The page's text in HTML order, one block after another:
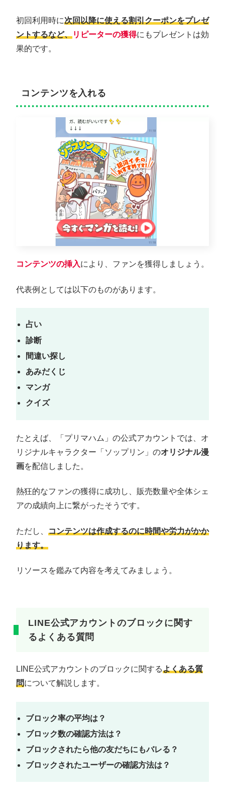
初回利用時に次回以降に使える割引クーポンをプレゼ
ントするなど、リピーターの獲得にもプレゼントは効
果的です。
コンテンツを入れる
コンテンツの挿入により、ファンを獲得しましょう。
代表例としては以下のものがあります。
占い
診断
間違い探し
あみだくじ
マンガ
クイズ
たとえば、「プリマハム」の公式アカウントでは、オ
リジナルキャラクター「ソップリン」のオリジナル漫
画を配信しました。
熱狂的なファンの獲得に成功し、販売数量や全体シェ
アの成績向上に繋がったそうです。
ただし、 コンテンツは作成するのに時間や労力がかか
ります。
リソースを鑑みて内容を考えてみましょう。
LINE公式アカウントのブロックに関す
るよくある質問
LINE公式アカウントのブロックに関するよくある質
問について解説します。
ブロック率の平均は？
ブロック数の確認方法は？
ブロックされたら他の友だちにもバレる？
ブロックされたユーザーの確認方法は？